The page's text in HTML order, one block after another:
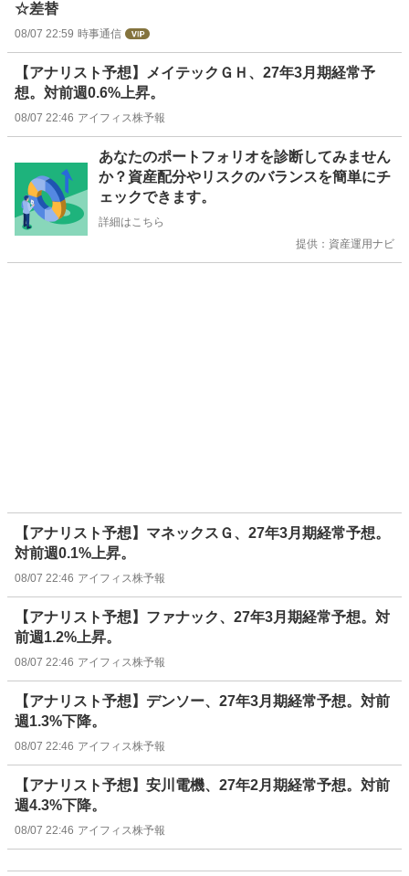
☆差替
08/07 22:59 時事通信
【アナリスト予想】メイテックＧＨ、27年3月期経常予
想。対前週0.6%上昇。
08/07 22:46 アイフィス株予報
あなたのポートフォリオを診断してみません
か？資産配分やリスクのバランスを簡単にチ
ェックできます。
詳細はこちら
提供：資産運用ナビ
【アナリスト予想】マネックスＧ、27年3月期経常予想。
対前週0.1%上昇。
08/07 22:46 アイフィス株予報
【アナリスト予想】ファナック、27年3月期経常予想。対
前週1.2%上昇。
08/07 22:46 アイフィス株予報
【アナリスト予想】デンソー、27年3月期経常予想。対前
週1.3%下降。
08/07 22:46 アイフィス株予報
【アナリスト予想】安川電機、27年2月期経常予想。対前
週4.3%下降。
08/07 22:46 アイフィス株予報